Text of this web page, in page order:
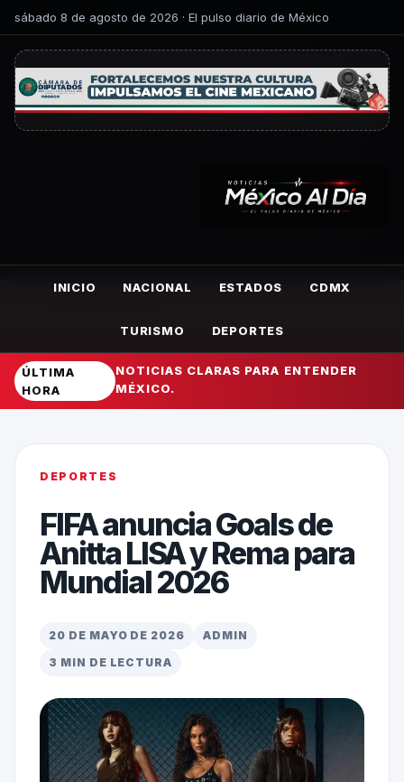
sábado 8 de agosto de 2026 · El pulso diario de México
INICIO NACIONAL ESTADOS CDMX
TURISMO DEPORTES
ÚLTIMA
HORA
NOTICIAS CLARAS PARA ENTENDER
MÉXICO.
DEPORTES
FIFA anuncia Goals de
Anitta LISA y Rema para
Mundial 2026
20 DE MAYO DE 2026
ADMIN
3 MIN DE LECTURA